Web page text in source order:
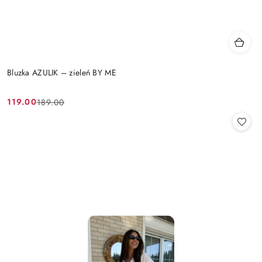
Bluzka AZULIK – zieleń BY ME
Cena
119.00
Cena
189.00